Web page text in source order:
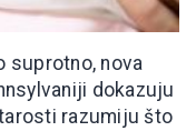
suprotno, nova
dokazuju
razumiju što